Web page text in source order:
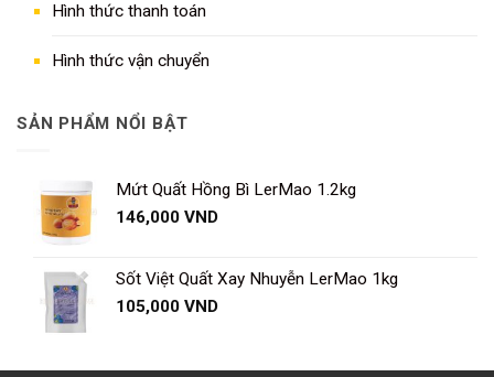
Hình thức thanh toán
Hình thức vận chuyển
SẢN PHẨM NỔI BẬT
Mứt Quất Hồng Bì LerMao 1.2kg
146,000 VND
Sốt Việt Quất Xay Nhuyễn LerMao 1kg
105,000 VND